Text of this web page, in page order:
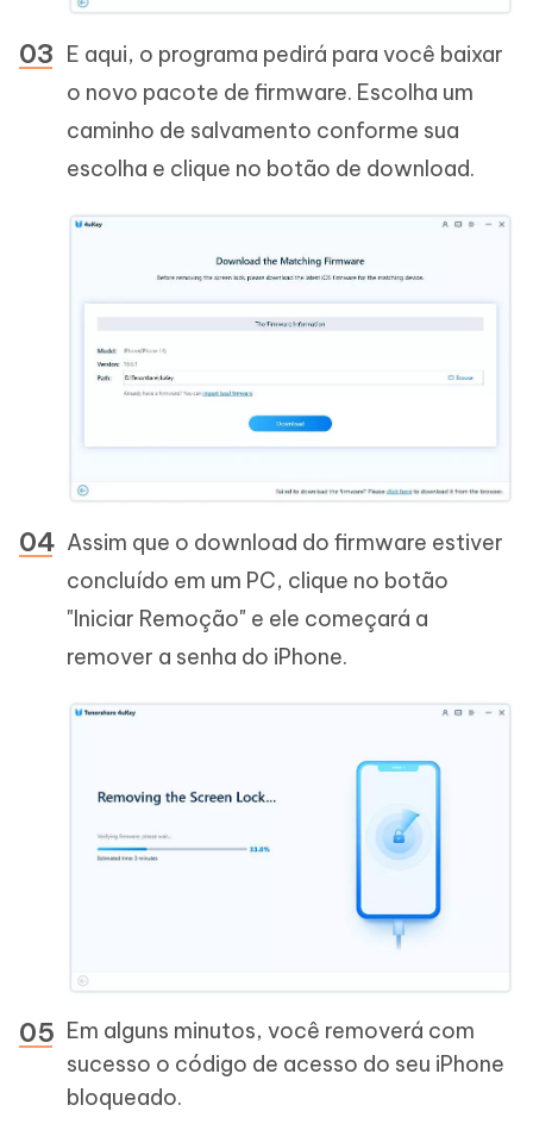
E aqui, o programa pedirá para você baixar
o novo pacote de firmware. Escolha um
caminho de salvamento conforme sua
escolha e clique no botão de download.
Assim que o download do firmware estiver
concluído em um PC, clique no botão
"Iniciar Remoção" e ele começará a
remover a senha do iPhone.
Em alguns minutos, você removerá com
sucesso o código de acesso do seu iPhone
bloqueado.